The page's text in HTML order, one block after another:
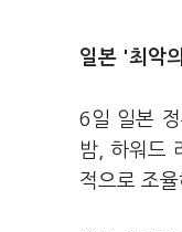
일본 '최악
6일 일본
밤, 하워드
적으로 조